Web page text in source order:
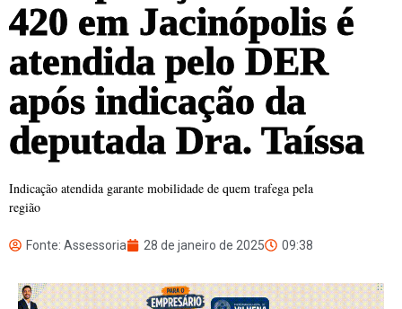
420 em Jacinópolis é
atendida pelo DER
após indicação da
deputada Dra. Taíssa
Indicação atendida garante mobilidade de quem trafega pela
região
Fonte: Assessoria 28 de janeiro de 2025 09:38